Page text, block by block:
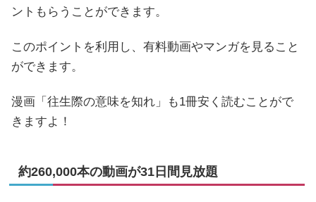
ントもらうことができます。
このポイントを利用し、有料動画やマンガを見ること
ができます。
漫画「往生際の意味を知れ」も1冊安く読むことがで
きますよ！
約260,000本の動画が31日間見放題